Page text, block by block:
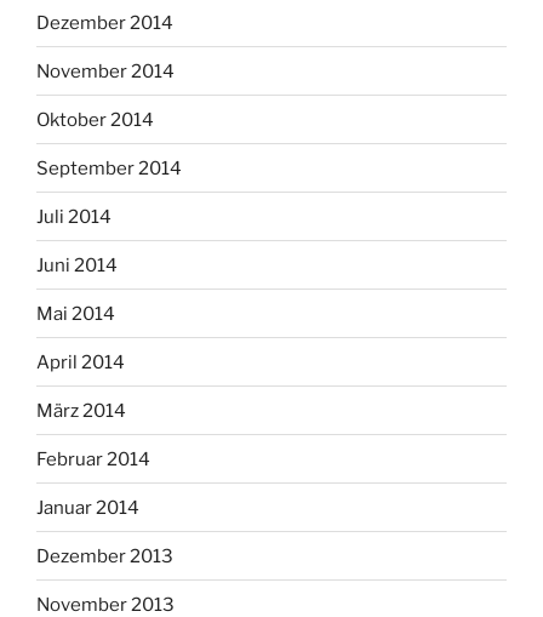
Dezember 2014
November 2014
Oktober 2014
September 2014
Juli 2014
Juni 2014
Mai 2014
April 2014
März 2014
Februar 2014
Januar 2014
Dezember 2013
November 2013